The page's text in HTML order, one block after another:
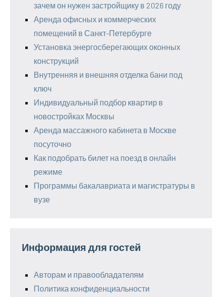
зачем он нужен застройщику в 2026 году
Аренда офисных и коммерческих
помещений в Санкт-Петербурге
Установка энергосберегающих оконных
конструкций
Внутренняя и внешняя отделка бани под
ключ
Индивидуальный подбор квартир в
новостройках Москвы
Аренда массажного кабинета в Москве
посуточно
Как подобрать билет на поезд в онлайн
режиме
Программы бакалавриата и магистратуры в
вузе
Информация для гостей
Авторам и правообладателям
Политика конфиденциальности